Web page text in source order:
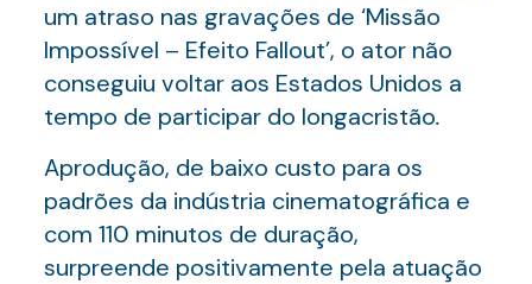
um atraso nas gravações de ‘Missão
Impossível – Efeito Fallout’, o ator não
conseguiu voltar aos Estados Unidos a
tempo de participar do longacristão.
Aprodução, de baixo custo para os
padrões da indústria cinematográfica e
com 110 minutos de duração,
surpreende positivamente pela atuação